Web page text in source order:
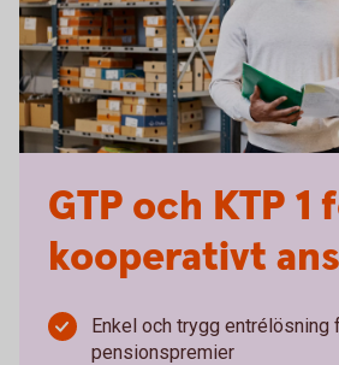
GTP och KTP 1
kooperativt
Enkel och trygg entrélösning
pensionspremier